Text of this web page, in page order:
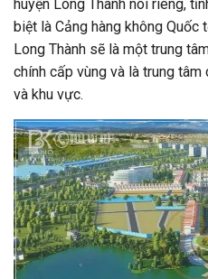
huyện Long Thành nói riêng,
biệt là Cảng hàng không Quốc
Long Thành sẽ là một trung
chính cấp vùng và là trung
và khu vực.